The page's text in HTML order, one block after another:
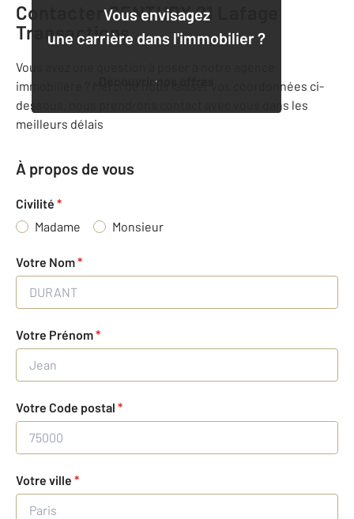
Vous envisagez
une carrière dans l'immobilier ?
Découvrir nos offres
Contacter CENTURY 21 Lafage
Transactions
Vous avez une question à poser à notre agence
immobilière ? Merci de nous laisser vos coordonnées ci-
dessous, nous prendrons contact avec vous dans les
meilleurs délais
À propos de vous
Civilité *
Madame
Monsieur
Votre Nom*
Votre Prénom*
Votre Code postal *
Votre ville *